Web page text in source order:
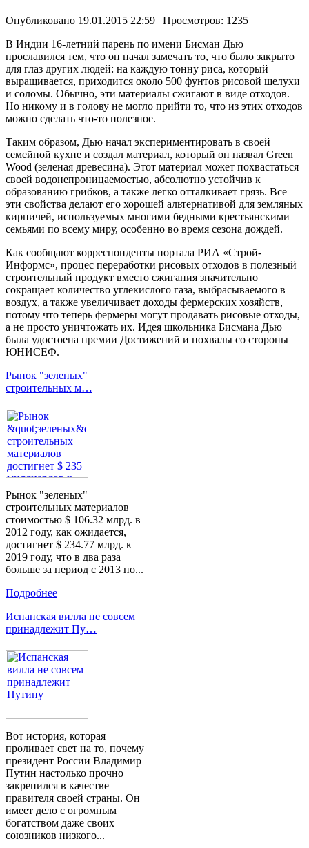
Опубликовано 19.01.2015 22:59 | Просмотров: 1235
В Индии 16-летний парень по имени Бисман Дью
прославился тем, что он начал замечать то, что было закрыто
для глаз других людей: на каждую тонну риса, который
выращивается, приходится около 500 фунтов рисовой шелухи
и соломы. Обычно, эти материалы сжигают в виде отходов.
Но никому и в голову не могло прийти то, что из этих отходов
можно сделать что-то полезное.
Таким образом, Дью начал экспериментировать в своей
семейной кухне и создал материал, который он назвал Green
Wood (зеленая древесина). Этот материал может похвастаться
своей водонепроницаемостью, абсолютно устойчив к
образованию грибков, а также легко отталкивает грязь. Все
эти свойства делают его хорошей альтернативой для земляных
кирпичей, используемых многими бедными крестьянскими
семьями по всему миру, особенно во время сезона дождей.
Как сообщают корреспонденты портала РИА «Строй-
Информс», процес переработки рисовых отходов в полезный
строительный продукт вместо сжигания значительно
сокращает количество углекислого газа, выбрасываемого в
воздух, а также увеличивает доходы фермерских хозяйств,
потому что теперь фермеры могут продавать рисовые отходы,
а не просто уничтожать их. Идея школьника Бисмана Дью
была удостоена премии Достижений и похвалы со стороны
ЮНИСЕФ.
Рынок "зеленых"
строительных м…
Рынок "зеленых"
строительных материалов
стоимостью $ 106.32 млрд. в
2012 году, как ожидается,
достигнет $ 234.77 млрд. к
2019 году, что в два раза
больше за период с 2013 по...
Подробнее
Испанская вилла не совсем
принадлежит Пу…
Вот история, которая
проливает свет на то, почему
президент России Владимир
Путин настолько прочно
закрепился в качестве
правителя своей страны. Он
имеет дело с огромным
богатством даже своих
союзников низкого...